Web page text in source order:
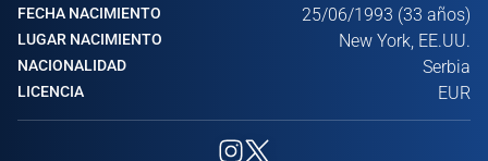
FECHA NACIMIENTO 25/06/1993 (33 años)
LUGAR NACIMIENTO New York, EE.UU.
NACIONALIDAD Serbia
LICENCIA EUR